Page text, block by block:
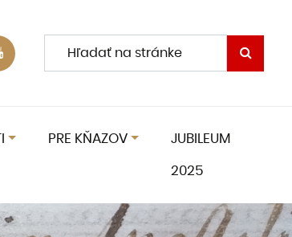
PRE KŇAZOV JUBILEUM
2025